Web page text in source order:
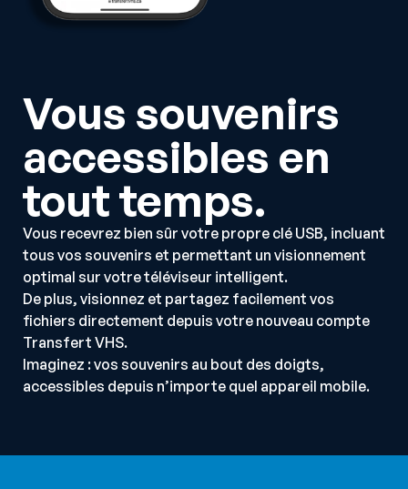
Vous souvenirs
accessibles en
tout temps.
Vous recevrez bien sûr votre propre clé USB, incluant
tous vos souvenirs et permettant un visionnement
optimal sur votre téléviseur intelligent.
De plus, visionnez et partagez facilement vos
fichiers directement depuis votre nouveau compte
Transfert VHS.
Imaginez : vos souvenirs au bout des doigts,
accessibles depuis n’importe quel appareil mobile.